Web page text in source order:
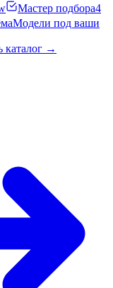
Мастер подбора4
Модели под ваши
каталог →